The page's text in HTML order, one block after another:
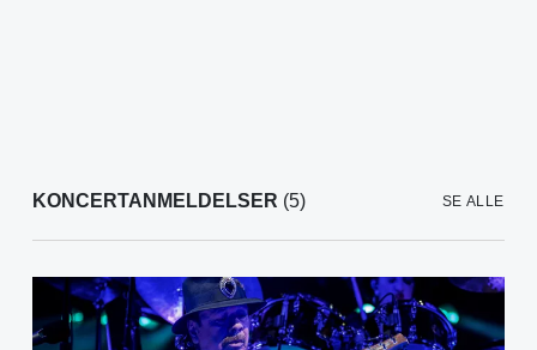
KONCERTANMELDELSER (5) SE ALLE